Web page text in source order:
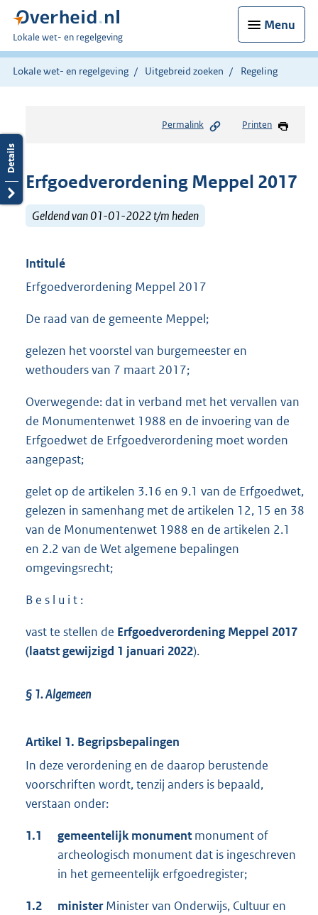
Menu
U
bent
hier:
Lokale wet- en regelgeving
Lokale wet- en regelgeving Uitgebreid zoeken Regeling
Permalink Printen
Erfgoedverordening Meppel 2017
Geldend van 01-01-2022 t/m heden
Intitulé
Erfgoedverordening Meppel 2017
De raad van de gemeente Meppel;
gelezen het voorstel van burgemeester en
wethouders van 7 maart 2017;
Overwegende: dat in verband met het vervallen van
de Monumentenwet 1988 en de invoering van de
Erfgoedwet de Erfgoedverordening moet worden
aangepast;
gelet op de artikelen 3.16 en 9.1 van de Erfgoedwet,
gelezen in samenhang met de artikelen 12, 15 en 38
van de Monumentenwet 1988 en de artikelen 2.1
en 2.2 van de Wet algemene bepalingen
omgevingsrecht;
B e s l u i t :
vast te stellen de Erfgoedverordening Meppel 2017
(laatst gewijzigd 1 januari 2022).
§ 1.Algemeen
Artikel 1. Begripsbepalingen
In deze verordening en de daarop berustende
voorschriften wordt, tenzij anders is bepaald,
verstaan onder:
1.1 gemeentelijk monumentmonument of
archeologisch monument dat is ingeschreven
in het gemeentelijk erfgoedregister;
1.2 ministerMinister van Onderwijs, Cultuur en